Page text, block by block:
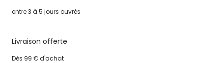
entre 3 à 5 jours ouvrés
Livraison offerte
Dès 99 € d'achat